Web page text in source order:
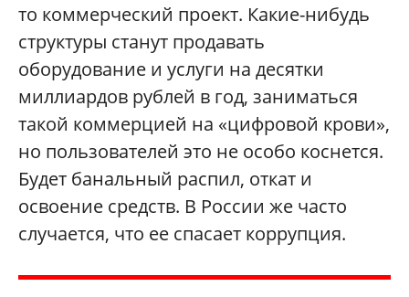
то коммерческий проект. Какие-нибудь
структуры станут продавать
оборудование и услуги на десятки
миллиардов рублей в год, заниматься
такой коммерцией на «цифровой крови»,
но пользователей это не особо коснется.
Будет банальный распил, откат и
освоение средств. В России же часто
случается, что ее спасает коррупция.